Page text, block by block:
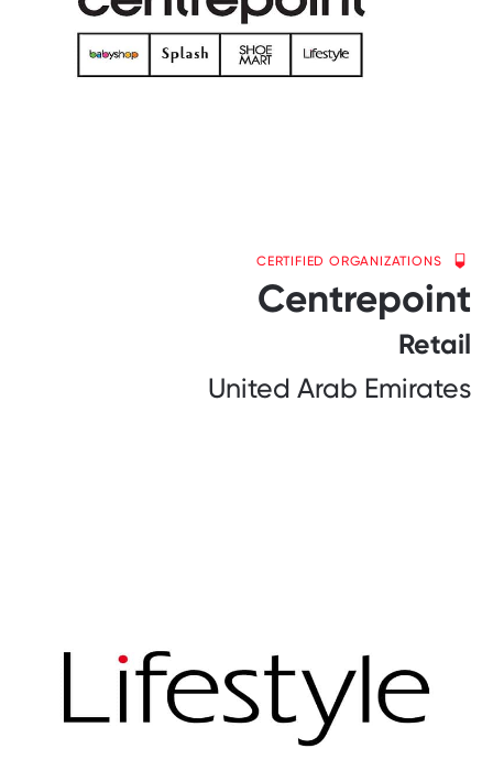
CERTIFIED ORGANIZATIONS
Centrepoint
Retail
United Arab Emirates